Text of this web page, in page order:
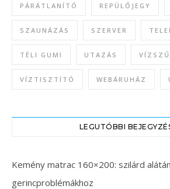
PÁRÁTLANÍTÓ REPÜLŐJEGY
SZAUNÁZÁS SZERVER
TÉLI GUMI UTAZÁS
VÍZTISZTÍTÓ WEBÁRUHÁZ
LEGUTÓBBI
Kemény matrac 160×200: szilárd
gerincproblémákhoz